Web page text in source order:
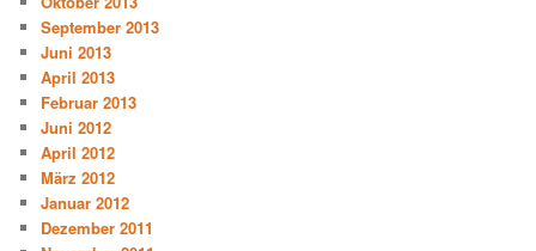
September 2013
Juni 2013
April 2013
Februar 2013
Juni 2012
April 2012
März 2012
Januar 2012
Dezember 2011